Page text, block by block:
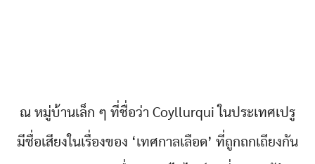
ณ หมู่บ้านเล็ก ๆ ที่ชื่อว่า Coyllurqui ในประเทศเปรู
มีชื่อเสียงในเรื่องของ ‘เทศกาลเลือด’ ที่ถูกถกเถียงกัน